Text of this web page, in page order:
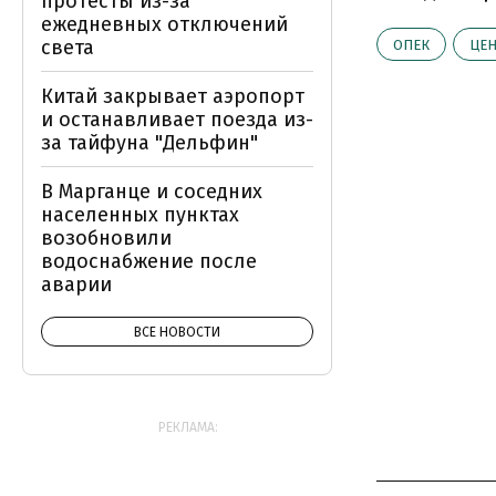
ОПЕК
ежедневных отключений
света
Китай закрывает аэропорт
и останавливает поезда из-
за тайфуна "Дельфин"
В Марганце и соседних
населенных пунктах
возобновили
водоснабжение после
аварии
ВСЕ НОВОСТИ
РЕКЛАМА: